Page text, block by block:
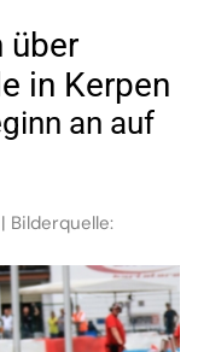
über
in Kerpen
an auf
Bilderquelle: